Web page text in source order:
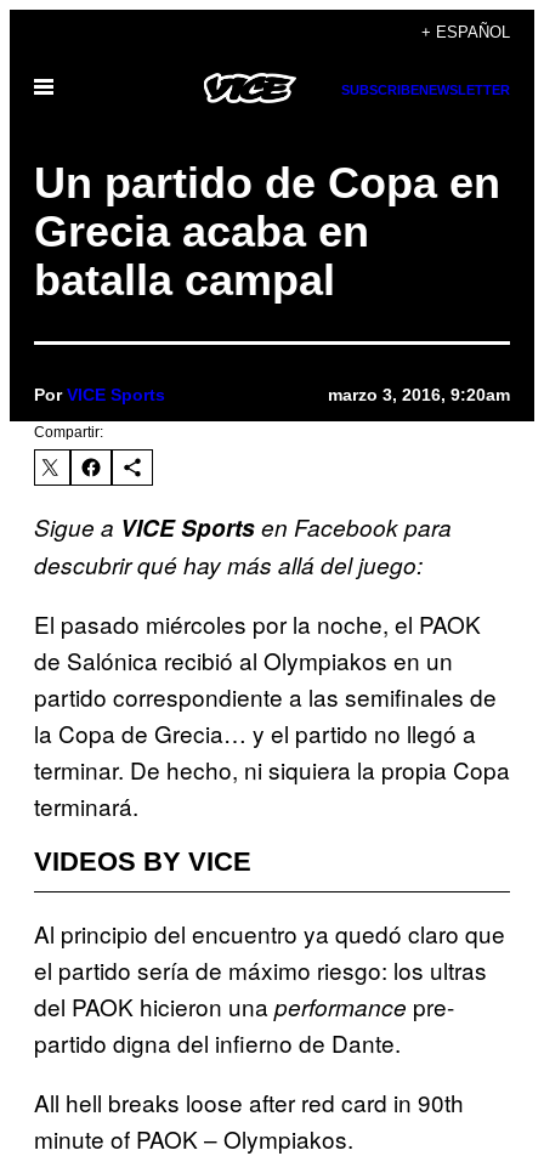
contenido
+ ESPAÑOL
Abrir
SUBSCRIBENEWSLETTER
Un partido de Copa en
Grecia acaba en
batalla campal
PorVICE Sports marzo 3, 2016, 9:20am
Compartir:
Sigue a VICE Sportsen Facebook para
descubrir qué hay más allá del juego:
El pasado miércoles por la noche, el PAOK
de Salónica recibió al Olympiakos en un
partido correspondiente a las semifinales de
la Copa de Grecia… y el partido no llegó a
terminar. De hecho, ni siquiera la propia Copa
terminará.
VIDEOS BY VICE
Al principio del encuentro ya quedó claro que
el partido sería de máximo riesgo: los ultras
del PAOK hicieron una performance pre-
partido digna del infierno de Dante.
All hell breaks loose after red card in 90th
minute of PAOK – Olympiakos.